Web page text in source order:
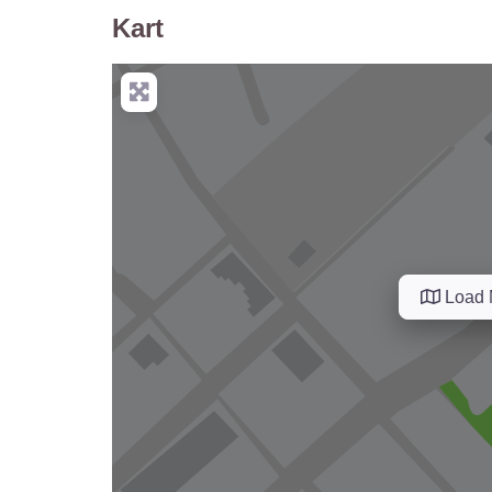
Kart
Load